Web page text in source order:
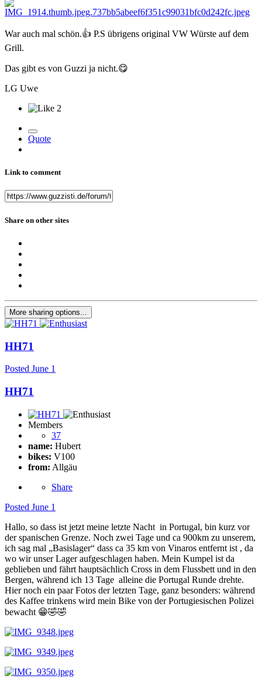
War auch mal schön.👍 P.S übrigens original VW Würste auf dem
Grill.
Das gibt es von Guzzi ja nicht.😋
LG Uwe
2
Quote
Link to comment
Share on other sites
More sharing options...
HH71
Posted June 1
HH71
Members
37
name: Hubert
bikes: V100
from: Allgäu
Share
Posted June 1
Hallo, so dass ist jetzt meine letzte Nacht in Portugal, bin kurz vor
der spanischen Grenze. Noch zwei Tage und ca 900km zu unserem,
ich sag mal „Basislager“ dass ca 35 km von Vinaros entfernt ist , da
wo wir unser Lager aufgeschlagen haben. Mein Kumpel ist da
geblieben und fährt hauptsächlich Cross in dem Flussbett und in den
Bergen, während ich 13 Tage alleine die Portugal Runde drehte.
Hier noch ein paar Fotos der letzten Tage, ganz besonders: während
des Kaffee trinkens wird mein Bike von der Portugiesischen Polizei
bewacht 😁🤣🤣